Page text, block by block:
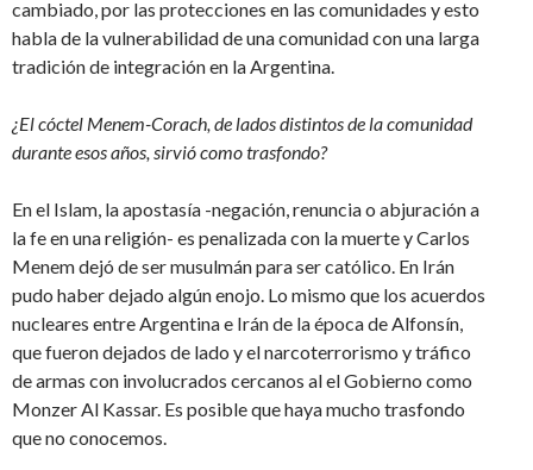
cambiado, por las protecciones en las comunidades y esto
habla de la vulnerabilidad de una comunidad con una larga
tradición de integración en la Argentina.
¿El cóctel Menem-Corach, de lados distintos de la comunidad
durante esos años, sirvió como trasfondo?
En el Islam, la apostasía -negación, renuncia o abjuración a
la fe en una religión- es penalizada con la muerte y Carlos
Menem dejó de ser musulmán para ser católico. En Irán
pudo haber dejado algún enojo. Lo mismo que los acuerdos
nucleares entre Argentina e Irán de la época de Alfonsín,
que fueron dejados de lado y el narcoterrorismo y tráfico
de armas con involucrados cercanos al el Gobierno como
Monzer Al Kassar. Es posible que haya mucho trasfondo
que no conocemos.